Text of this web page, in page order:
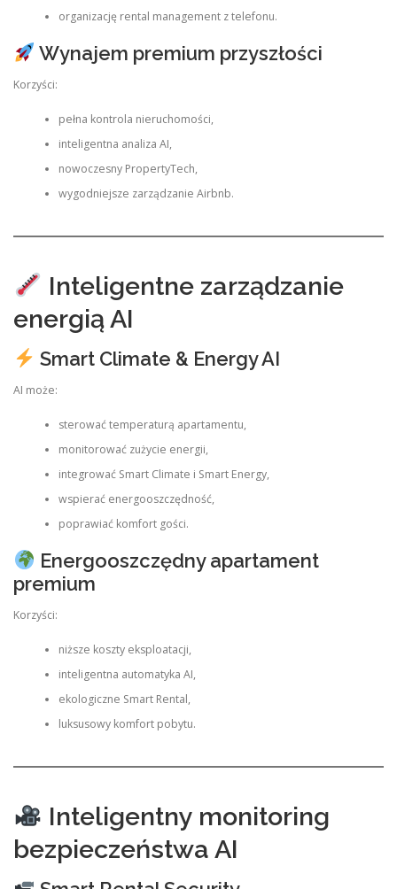
organizację rental management z telefonu.
Wynajem premium przyszłości
Korzyści:
pełna kontrola nieruchomości,
inteligentna analiza AI,
nowoczesny PropertyTech,
wygodniejsze zarządzanie Airbnb.
Inteligentne zarządzanie
energią AI
Smart Climate & Energy AI
AI może:
sterować temperaturą apartamentu,
monitorować zużycie energii,
integrować Smart Climate i Smart Energy,
wspierać energooszczędność,
poprawiać komfort gości.
Energooszczędny apartament
premium
Korzyści:
niższe koszty eksploatacji,
inteligentna automatyka AI,
ekologiczne Smart Rental,
luksusowy komfort pobytu.
Inteligentny monitoring
bezpieczeństwa AI